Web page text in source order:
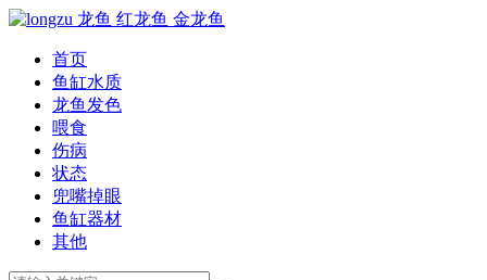
首页
鱼缸水质
龙鱼发色
喂食
伤病
状态
兜嘴掉眼
鱼缸器材
其他